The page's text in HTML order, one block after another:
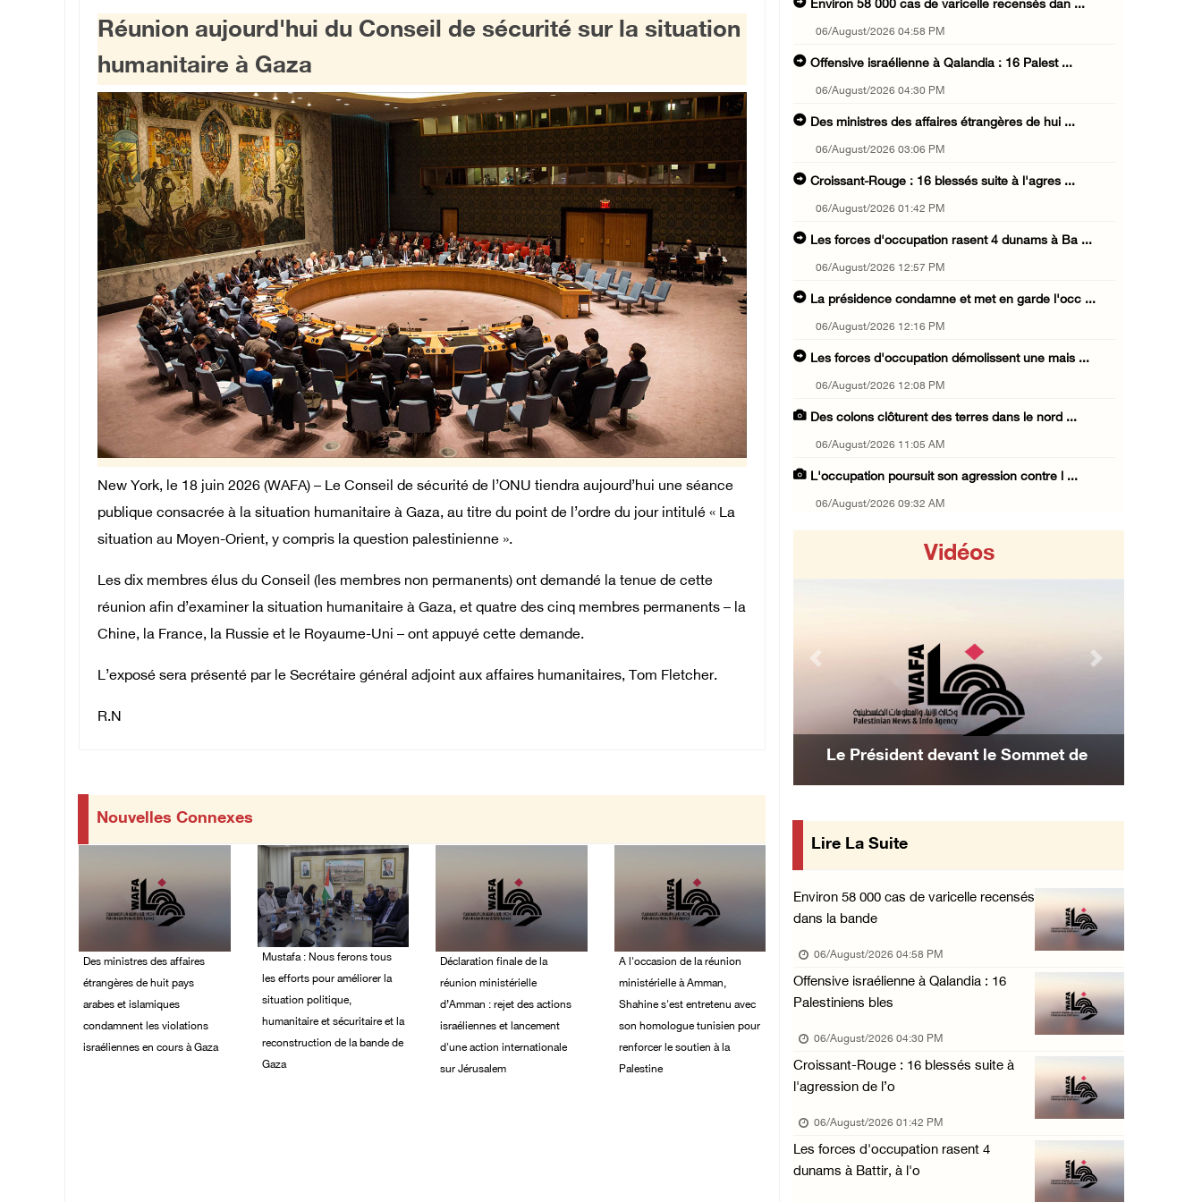
Réunion aujourd'hui du Conseil de sécurité sur la situation
humanitaire à Gaza
New York, le 18 juin 2026 (WAFA) – Le Conseil de sécurité de l’ONU tiendra aujourd’hui une séance
publique consacrée à la situation humanitaire à Gaza, au titre du point de l’ordre du jour intitulé « La
situation au Moyen-Orient, y compris la question palestinienne ».
Les dix membres élus du Conseil (les membres non permanents) ont demandé la tenue de cette
réunion afin d’examiner la situation humanitaire à Gaza, et quatre des cinq membres permanents – la
Chine, la France, la Russie et le Royaume-Uni – ont appuyé cette demande.
L’exposé sera présenté par le Secrétaire général adjoint aux affaires humanitaires, Tom Fletcher.
R.N
Nouvelles Connexes
Des ministres des affaires
étrangères de huit pays
arabes et islamiques
condamnent les violations
israéliennes en cours à Gaza
Mustafa : Nous ferons tous
les efforts pour améliorer la
situation politique,
humanitaire et sécuritaire et la
reconstruction de la bande de
Gaza
Déclaration finale de la
réunion ministérielle
d’Amman : rejet des actions
israéliennes et lancement
d'une action internationale
sur Jérusalem
A l'occasion de la réunion
ministérielle à Amman,
Shahine s'est entretenu avec
son homologue tunisien pour
renforcer le soutien à la
Palestine
Environ 58 000 cas de varicelle recensés dan ...
06/August/2026 04:58 PM
Offensive israélienne à Qalandia : 16 Palest ...
06/August/2026 04:30 PM
Des ministres des affaires étrangères de hui ...
06/August/2026 03:06 PM
Croissant-Rouge : 16 blessés suite à l'agres ...
06/August/2026 01:42 PM
Les forces d'occupation rasent 4 dunams à Ba ...
06/August/2026 12:57 PM
La présidence condamne et met en garde l'occ ...
06/August/2026 12:16 PM
Les forces d'occupation démolissent une mais ...
06/August/2026 12:08 PM
Des colons clôturent des terres dans le nord ...
06/August/2026 11:05 AM
L'occupation poursuit son agression contre l ...
06/August/2026 09:32 AM
06/August/2026 09:10 AM
Blessures et incendies criminels de maisons ...
06/August/2026 12:24 AM
Trois Palestiniens blessés lors d'une attaqu ...
Croissant-Rouge : 8 blessés suite à l'attaqu ...
05/August/2026 06:51 PM
Vidéos
Le Président devant le Sommet de
mise en œuvre des décisions du Conseil
Central concernant les relations avec
Previous Next
Lire La Suite
Environ 58 000 cas de varicelle recensés
dans la bande
06/August/2026 04:58 PM
Offensive israélienne à Qalandia : 16
Palestiniens bles
06/August/2026 04:30 PM
Croissant-Rouge : 16 blessés suite à
l'agression de l’o
06/August/2026 01:42 PM
Les forces d'occupation rasent 4
dunams à Battir, à l'o